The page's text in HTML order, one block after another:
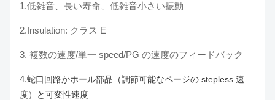
1.低雑音、長い寿命、低雑音小さい振動
2.Insulation: クラス E
3. 複数の速度/単一 speed/PG の速度のフィードバック
4.蛇口回路かホール部品（調節可能なページの stepless 速
度）と可変性速度